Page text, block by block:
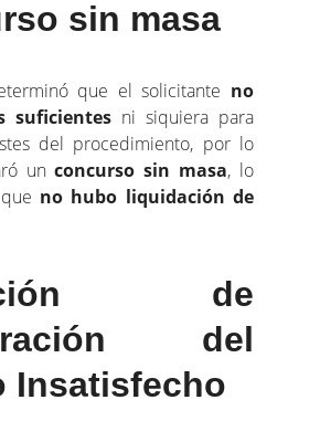
sin masa
que el solicitante no
suficientesni siquiera para
del procedimiento, por lo
unconcurso sin masa, lo
no hubo liquidación de
de
del
Insatisfecho